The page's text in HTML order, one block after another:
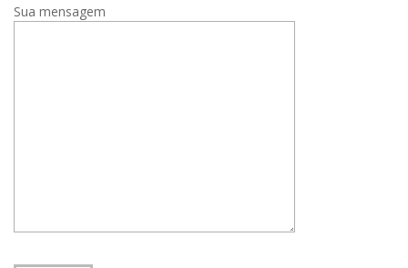
Sua mensagem